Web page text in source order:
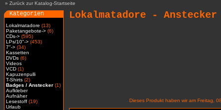
» Zurück zur Katalog-Startseite
Kategorien
Lokalmatadore (13)
Paketangebote-> (6)
CDs-> (595)
LPs/10"-> (453)
7"-> (34)
Kassetten
DVDs (6)
Videos
VCD (1)
Kapuzenpulli
T-Shirts (2)
Badges / Anstecker (1)
Aufkleber
Aufnäher
Lesestoff (19)
Urlaub
Lokalmatadore -
Dieses Produkt haben wir am Freitag,